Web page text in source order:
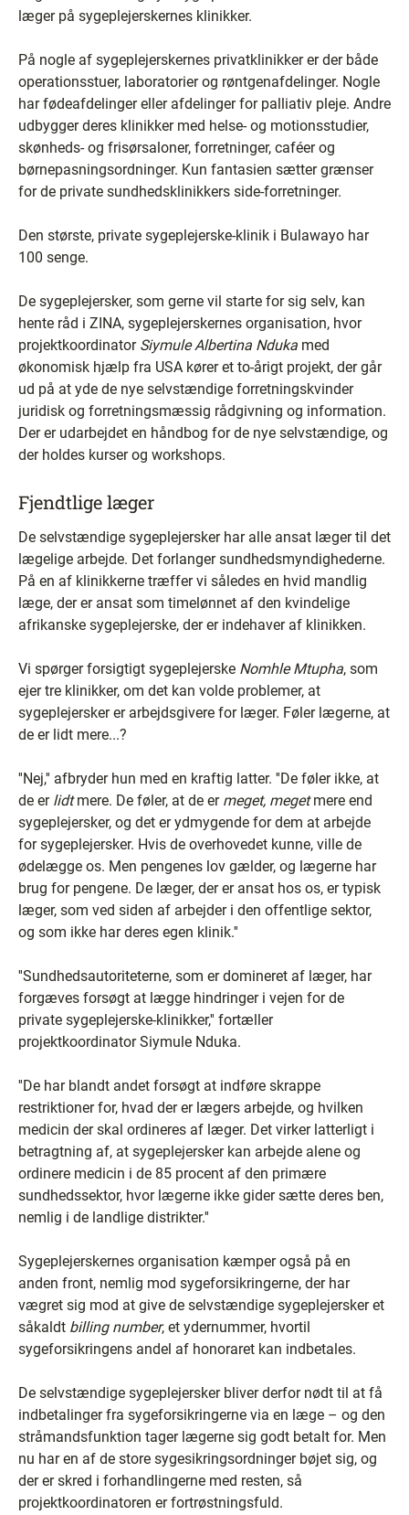
læger på sygeplejerskernes klinikker.
På nogle af sygeplejerskernes privatklinikker er der både
operationsstuer, laboratorier og røntgenafdelinger. Nogle
har fødeafdelinger eller afdelinger for palliativ pleje. Andre
udbygger deres klinikker med helse- og motionsstudier,
skønheds- og frisørsaloner, forretninger, caféer og
børnepasningsordninger. Kun fantasien sætter grænser
for de private sundhedsklinikkers side-forretninger.
Den største, private sygeplejerske-klinik i Bulawayo har
100 senge.
De sygeplejersker, som gerne vil starte for sig selv, kan
hente råd i ZINA, sygeplejerskernes organisation, hvor
projektkoordinator Siymule Albertina Nduka med
økonomisk hjælp fra USA kører et to-årigt projekt, der går
ud på at yde de nye selvstændige forretningskvinder
juridisk og forretningsmæssig rådgivning og information.
Der er udarbejdet en håndbog for de nye selvstændige, og
der holdes kurser og workshops.
Fjendtlige læger
De selvstændige sygeplejersker har alle ansat læger til det
lægelige arbejde. Det forlanger sundhedsmyndighederne.
På en af klinikkerne træffer vi således en hvid mandlig
læge, der er ansat som timelønnet af den kvindelige
afrikanske sygeplejerske, der er indehaver af klinikken.
Vi spørger forsigtigt sygeplejerske Nomhle Mtupha, som
ejer tre klinikker, om det kan volde problemer, at
sygeplejersker er arbejdsgivere for læger. Føler lægerne, at
de er lidt mere...?
''Nej,'' afbryder hun med en kraftig latter. ''De føler ikke, at
de er lidtmere. De føler, at de er meget, megetmere end
sygeplejersker, og det er ydmygende for dem at arbejde
for sygeplejersker. Hvis de overhovedet kunne, ville de
ødelægge os. Men pengenes lov gælder, og lægerne har
brug for pengene. De læger, der er ansat hos os, er typisk
læger, som ved siden af arbejder i den offentlige sektor,
og som ikke har deres egen klinik.''
''Sundhedsautoriteterne, som er domineret af læger, har
forgæves forsøgt at lægge hindringer i vejen for de
private sygeplejerske-klinikker,'' fortæller
projektkoordinator Siymule Nduka.
''De har blandt andet forsøgt at indføre skrappe
restriktioner for, hvad der er lægers arbejde, og hvilken
medicin der skal ordineres af læger. Det virker latterligt i
betragtning af, at sygeplejersker kan arbejde alene og
ordinere medicin i de 85 procent af den primære
sundhedssektor, hvor lægerne ikke gider sætte deres ben,
nemlig i de landlige distrikter.''
Sygeplejerskernes organisation kæmper også på en
anden front, nemlig mod sygeforsikringerne, der har
vægret sig mod at give de selvstændige sygeplejersker et
såkaldt billing number, et ydernummer, hvortil
sygeforsikringens andel af honoraret kan indbetales.
De selvstændige sygeplejersker bliver derfor nødt til at få
indbetalinger fra sygeforsikringerne via en læge – og den
stråmandsfunktion tager lægerne sig godt betalt for. Men
nu har en af de store sygesikringsordninger bøjet sig, og
der er skred i forhandlingerne med resten, så
projektkoordinatoren er fortrøstningsfuld.